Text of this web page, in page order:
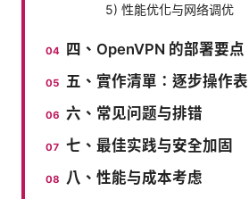
5) 性能优化与网络调优
四、OpenVPN 的部署要点
五、實作清單：逐步操作表
六、常见问题与排错
七、最佳实践与安全加固
八、性能与成本考虑